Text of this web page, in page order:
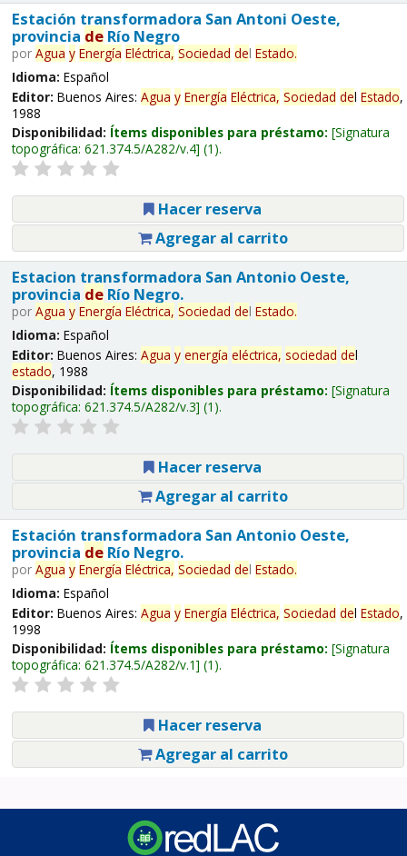
Estación transformadora San Antoni Oeste,
provincia deRío Negro
por Agua y Energía Eléctrica, Sociedad del Estado.
Idioma: Español
Editor: Buenos Aires: Agua y Energía Eléctrica, Sociedad del Estado,
1988
Disponibilidad: Ítems disponibles para préstamo: Signatura
topográfica: 621.374.5/A282/v.4 (1).
Hacer reserva
Agregar al carrito
Estacion transformadora San Antonio Oeste,
provincia deRío Negro.
por Agua y Energía Eléctrica, Sociedad del Estado.
Idioma: Español
Editor: Buenos Aires: Agua y energía eléctrica, sociedad del
estado, 1988
Disponibilidad: Ítems disponibles para préstamo: Signatura
topográfica: 621.374.5/A282/v.3 (1).
Hacer reserva
Agregar al carrito
Estación transformadora San Antonio Oeste,
provincia deRío Negro.
por Agua y Energía Eléctrica, Sociedad del Estado.
Idioma: Español
Editor: Buenos Aires: Agua y Energía Eléctrica, Sociedad del Estado,
1998
Disponibilidad: Ítems disponibles para préstamo: Signatura
topográfica: 621.374.5/A282/v.1 (1).
Hacer reserva
Agregar al carrito